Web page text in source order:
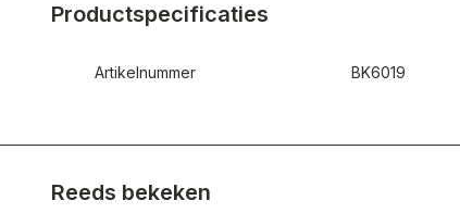
Productspecificaties
Artikelnummer BK6019
Reeds bekeken